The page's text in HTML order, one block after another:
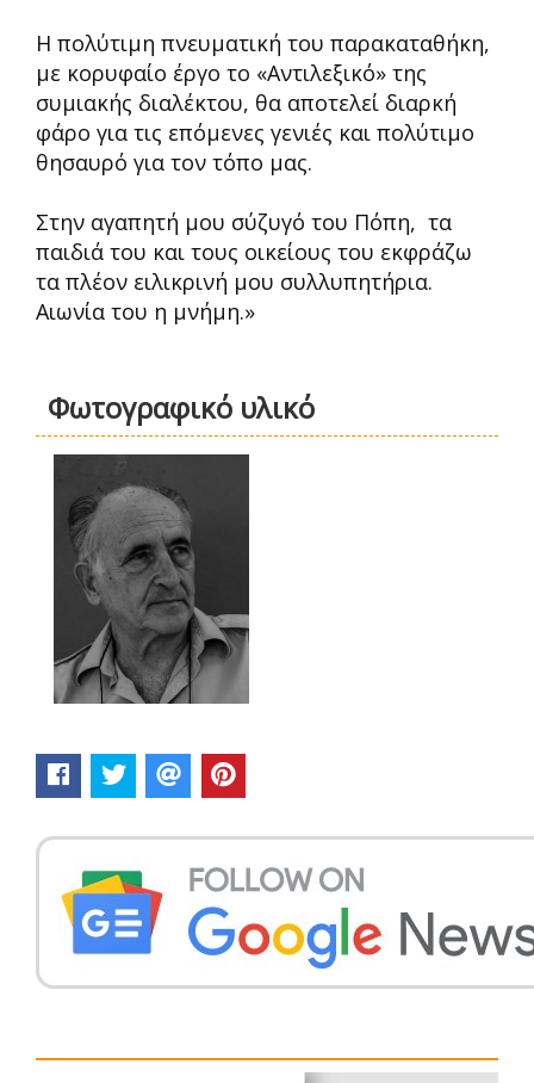
Η πολύτιμη πνευματική του παρακαταθήκη,
με κορυφαίο έργο το «Αντιλεξικό» της
συμιακής διαλέκτου, θα αποτελεί διαρκή
φάρο για τις επόμενες γενιές και πολύτιμο
θησαυρό για τον τόπο μας.
Στην αγαπητή μου σύζυγό του Πόπη, τα
παιδιά του και τους οικείους του εκφράζω
τα πλέον ειλικρινή μου συλλυπητήρια.
Αιωνία του η μνήμη.»
Φωτογραφικό υλικό